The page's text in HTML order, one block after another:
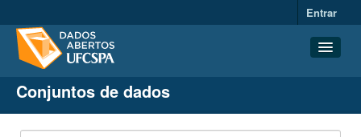
Entrar
Conjuntos de dados
Organizações
Conjuntos de dados